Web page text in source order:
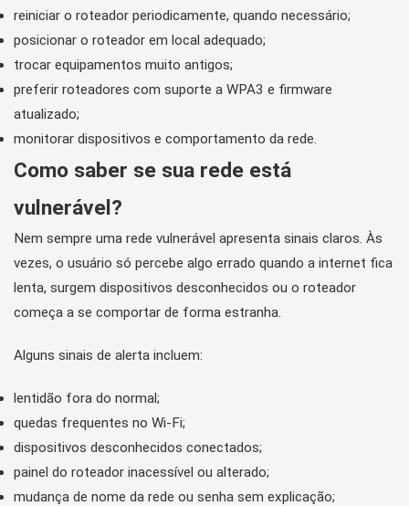
reiniciar o roteador periodicamente, quando necessário;
posicionar o roteador em local adequado;
trocar equipamentos muito antigos;
preferir roteadores com suporte a WPA3 e firmware
atualizado;
monitorar dispositivos e comportamento da rede.
Como saber se sua rede está
vulnerável?
Nem sempre uma rede vulnerável apresenta sinais claros. Às
vezes, o usuário só percebe algo errado quando a internet fica
lenta, surgem dispositivos desconhecidos ou o roteador
começa a se comportar de forma estranha.
Alguns sinais de alerta incluem:
lentidão fora do normal;
quedas frequentes no Wi-Fi;
dispositivos desconhecidos conectados;
painel do roteador inacessível ou alterado;
mudança de nome da rede ou senha sem explicação;